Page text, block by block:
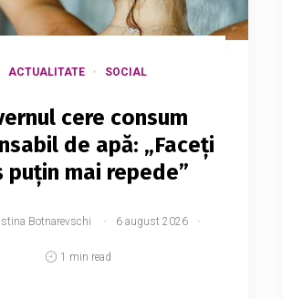
ACTUALITATE SOCIAL
cere consum
de apă: „Faceți
puțin mai repede”
Botnarevschi 6 august 2026
1 min read